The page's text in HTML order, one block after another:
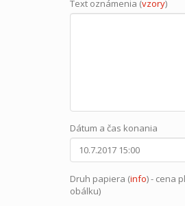
Text oznámenia (vzory)
Dátum a čas konania
Druh papiera (info) - cena
obálku)